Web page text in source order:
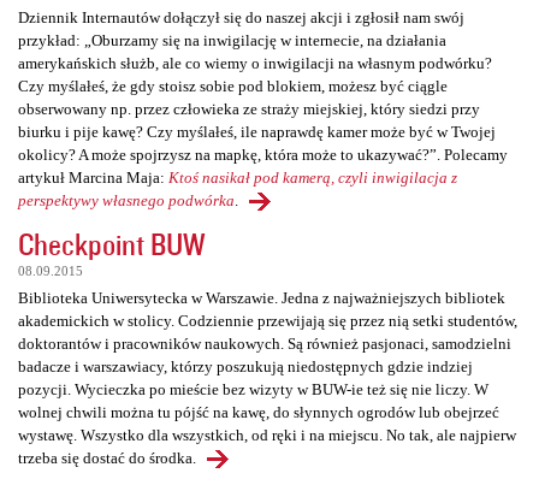
Dziennik Internautów dołączył się do naszej akcji i zgłosił nam swój
przykład: „Oburzamy się na inwigilację w internecie, na działania
amerykańskich służb, ale co wiemy o inwigilacji na własnym podwórku?
Czy myślałeś, że gdy stoisz sobie pod blokiem, możesz być ciągle
obserwowany np. przez człowieka ze straży miejskiej, który siedzi przy
biurku i pije kawę? Czy myślałeś, ile naprawdę kamer może być w Twojej
okolicy? A może spojrzysz na mapkę, która może to ukazywać?”. Polecamy
artykuł Marcina Maja: Ktoś nasikał pod kamerą, czyli inwigilacja z
perspektywy własnego podwórka
Checkpoint BUW
08.09.2015
Biblioteka Uniwersytecka w Warszawie. Jedna z najważniejszych bibliotek
akademickich w stolicy. Codziennie przewijają się przez nią setki studentów,
doktorantów i pracowników naukowych. Są również pasjonaci, samodzielni
badacze i warszawiacy, którzy poszukują niedostępnych gdzie indziej
pozycji. Wycieczka po mieście bez wizyty w BUW-ie też się nie liczy. W
wolnej chwili można tu pójść na kawę, do słynnych ogrodów lub obejrzeć
wystawę. Wszystko dla wszystkich, od ręki i na miejscu. No tak, ale najpierw
trzeba się dostać do środka.